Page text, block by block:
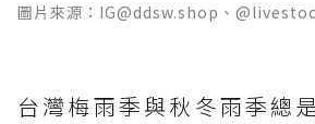
圖片來源：IG@ddsw.shop、
台灣梅雨季與秋冬雨季總